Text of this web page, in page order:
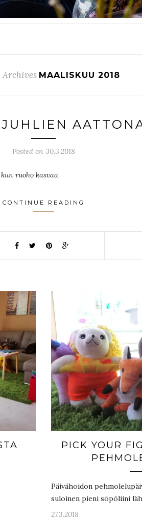
MAALISKUU 2018
Posted on 30.3.2018
ruoho kasvaa.
CONTINUE READING
PICK YOUR
Päivähoidon
suloinen pieni söpöliini
27.3.2018